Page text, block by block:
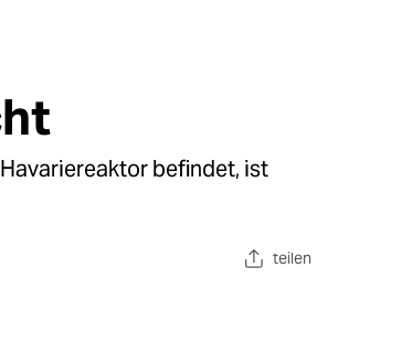
befindet, ist
teilen